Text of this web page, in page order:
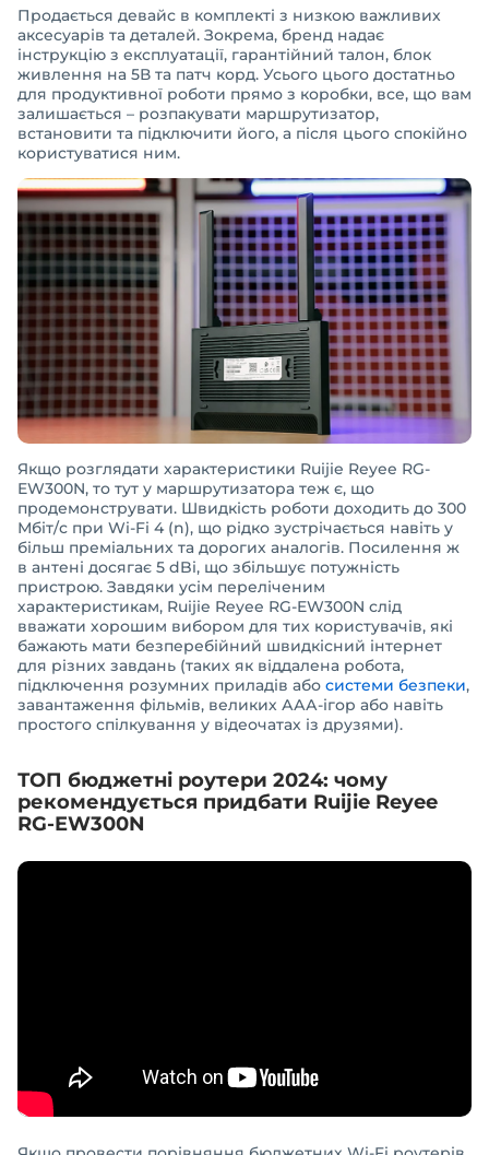
Продається девайс в комплекті з низкою важливих
аксесуарів та деталей. Зокрема, бренд надає
інструкцію з експлуатації, гарантійний талон, блок
живлення на 5В та патч корд. Усього цього достатньо
для продуктивної роботи прямо з коробки, все, що вам
залишається – розпакувати маршрутизатор,
встановити та підключити його, а після цього спокійно
користуватися ним.
Якщо розглядати характеристики Ruijie Reyee RG-
EW300N, то тут у маршрутизатора теж є, що
продемонструвати. Швидкість роботи доходить до 300
Мбіт/с при Wi-Fi 4 (n), що рідко зустрічається навіть у
більш преміальних та дорогих аналогів. Посилення ж
в антені досягає 5 dBi, що збільшує потужність
пристрою. Завдяки усім переліченим
характеристикам, Ruijie Reyee RG-EW300N слід
вважати хорошим вибором для тих користувачів, які
бажають мати безперебійний швидкісний інтернет
для різних завдань (таких як віддалена робота,
підключення розумних приладів або системи безпеки,
завантаження фільмів, великих ААА-ігор або навіть
простого спілкування у відеочатах із друзями).
ТОП бюджетні роутери 2024: чому
рекомендується придбати Ruijie Reyee
RG-EW300N